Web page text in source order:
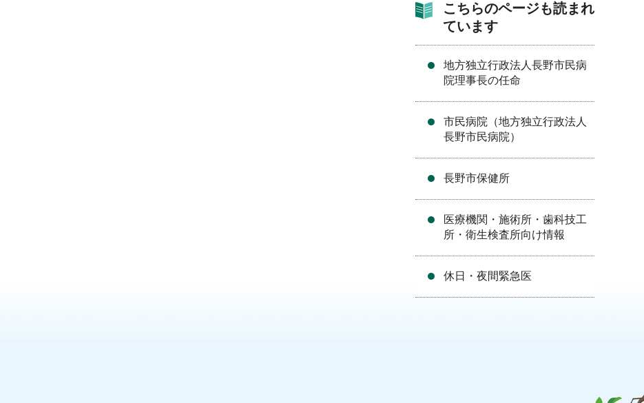
こちらのページも読まれ
ています
地方独立行政法人長野市民病
院理事長の任命
市民病院（地方独立行政法人
長野市民病院）
長野市保健所
医療機関・施術所・歯科技工
所・衛生検査所向け情報
休日・夜間緊急医